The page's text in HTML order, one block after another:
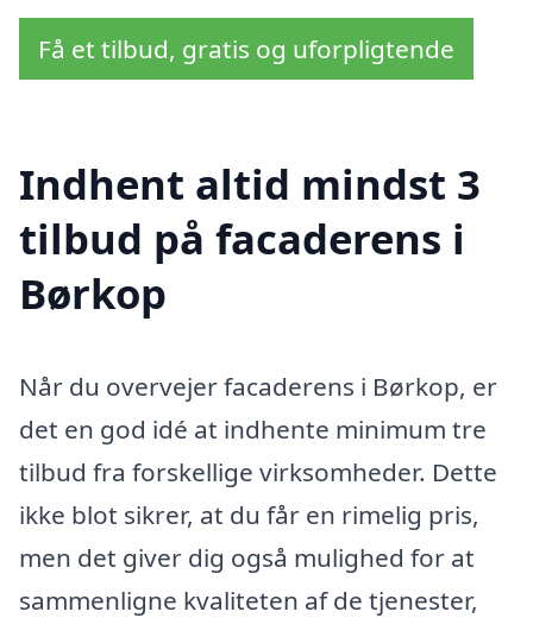
Få et tilbud, gratis og uforpligtende
Indhent altid mindst 3
tilbud på facaderens i
Børkop
Når du overvejer facaderens i Børkop, er
det en god idé at indhente minimum tre
tilbud fra forskellige virksomheder. Dette
ikke blot sikrer, at du får en rimelig pris,
men det giver dig også mulighed for at
sammenligne kvaliteten af de tjenester,